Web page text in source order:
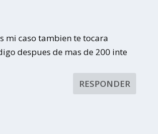
mi caso tambien te tocara
despues de mas de 200 inte
RESPONDER